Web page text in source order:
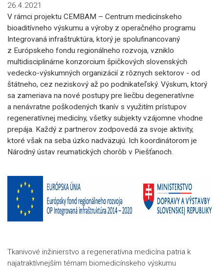
26.4.2021
V rámci projektu CEMBAM – Centrum medicínskeho
bioaditívneho výskumu a výroby z operačného programu
Integrovaná infraštruktúra, ktorý je spolufinancovaný
z Európskeho fondu regionálneho rozvoja, vzniklo
multidisciplinárne konzorcium špičkových slovenských
vedecko-výskumných organizácií z rôznych sektorov - od
štátneho, cez neziskový až po podnikateľský. Výskum, ktorý
sa zameriava na nové postupy pre liečbu degeneratívne
a nenávratne poškodených tkanív s využitím prístupov
regeneratívnej medicíny, všetky subjekty vzájomne vhodne
prepája. Každý z partnerov zodpovedá za svoje aktivity,
ktoré však na seba úzko nadväzujú. Ich koordinátorom je
Národný ústav reumatických chorôb v Piešťanoch.
Tkanivové inžinierstvo a regeneratívna medicína patria k
najatraktívnejším témam biomedicínskeho výskumu